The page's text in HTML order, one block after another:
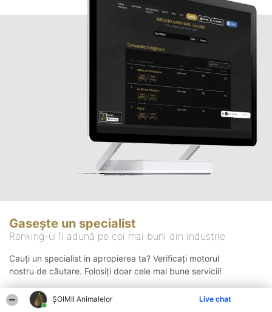
ŞOIMII Animalelor Live chat
Gasește un specialist
Ranking-ul îi adună pe cei mai buni din industrie
Cauți un specialist in apropierea ta? Verificați motorul
nostru de căutare. Folosiți doar cele mai bune servicii!